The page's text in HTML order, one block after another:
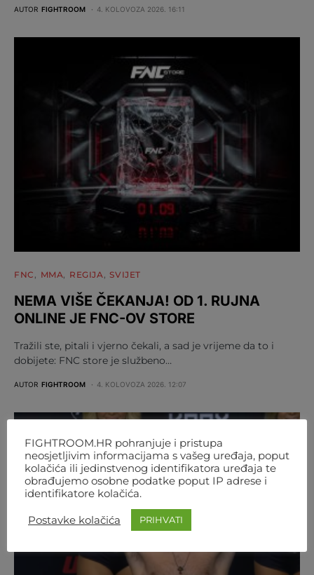
AUTOR FIGHTROOM 4. KOLOVOZA 2026. 16:11
FNC MMA REGIJA SVIJET
NEMA VIŠE ČEKANJA! OD 1. RUJNA
ONLINE JE FNC-OV STORE
Tražili ste, pitali i vjerno čekali, a sad je vrijeme da to i
dobijete: FNC store je službeno…
AUTOR FIGHTROOM 4. KOLOVOZA 2026. 12:07
FIGHTROOM.HR pohranjuje i pristupa
neosjetljivim informacijama s vašeg uređaja, poput
kolačića ili jedinstvenog identifikatora uređaja te
obrađujemo osobne podatke poput IP adrese i
identifikatore kolačića.
Postavke kolačića PRIHVATI